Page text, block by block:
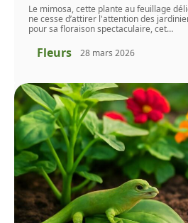
Le mimosa, cette plante au feuillage
ne cesse d’attirer l'attention des
pour sa floraison spectaculaire, cet…
Fleurs 28 mars 2026